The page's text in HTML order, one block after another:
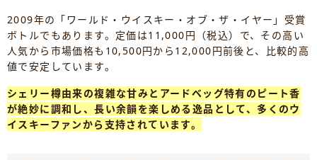
2009年の「ワールド・ウイスキー・オブ・ザ・イヤー」受賞
ボトルでもあります。定価は11,000円（税込）で、その高い
人気から市場価格も10,500円から12,000円前後と、比較的高
値で安定しています。
シェリー樽由来の複雑な甘みとアードベッグ特有のピート香
が絶妙に調和し、長い余韻を楽しめる逸品として、多くのウ
イスキーファンから支持されています。